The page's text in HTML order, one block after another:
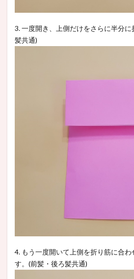
3. 一度開き、上側だけをさらに半分に
髪共通)
4. もう一度開いて上側を折り筋に合わ
す。(前髪・後ろ髪共通)